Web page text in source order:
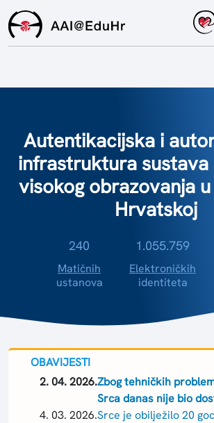
Za krajnje korisnike
Za davatelje usluga
Za matične ustanove
Kontakt
Autentikacijska i
infrastruktura sustava
visokog obrazovanja
Hrvatskoj
240
Matičnih
ustanova
1.055.759
Elektroničkih
identiteta
OBAVIJESTI
2. 04. 2026.Zbog tehničkih
Srca danas nije bio
4. 03. 2026.Srce je obilježilo 20